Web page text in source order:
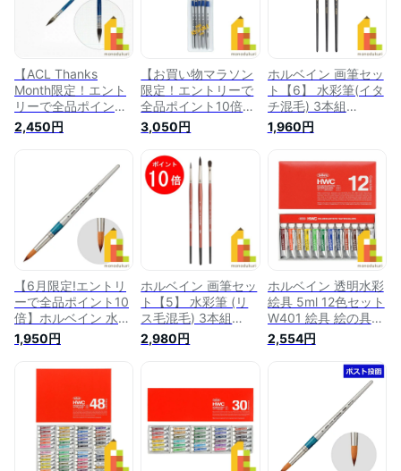
【ACL Thanks
Month限定！エント
リーで全品ポイント
10倍】ホルベイン 水
彩用画筆 ブラックリ
ル) 1号 204151 水彩
筆 水彩 筆 絵筆 絵具
水彩絵の具 えのぐ
透明水彩 holbein プ
レゼント ギフト 新
入学 お祝い 画材 ホ
ルベイン画材
2,450円
【お買い物マラソン
限定！エントリーで
全品ポイント10倍】
ホルベイン 水彩/ア
クリル用画筆 ミニリ
セーブル 31R 5本セ
ット 203333 水彩筆
水彩 筆 絵筆 絵具 水
彩絵の具 透明水彩
holbein プレゼント
ギフト 新入学 お祝
い 画材 ホルベイン
3,050円
ホルベイン 画筆セッ
ト【6】 水彩筆(イタ
チ混毛) 3本組
130316 筆 水彩 水彩
画 セット 水彩画セ
holbein プレゼント
ギフト 新入学 お祝
い 画材 画材セット
ホルベイン画材
1,960円
【6月限定!エントリ
ーで全品ポイント10
倍】ホルベイン 水
彩/アクリル用画筆
ニューリセーブル
3100R (ラウンド)
水彩 筆 絵筆 絵具 水
彩絵の具 透明水彩
holbein プレゼント
ギフト 新入学 お祝
い 画材
1,950円
ホルベイン 画筆セッ
ト【5】 水彩筆 (リ
ス毛混毛) 3本組
130315 筆 水彩 水彩
画 セット 水彩画セ
ギフト 新入学 お祝
い 画材 画材セット
ホルベイン画材
2,980円
ホルベイン 透明水彩
絵具 5ml 12色セット
W401 絵具 絵の具
えのぐ 水彩絵の具
絵具セット 絵の具セ
ット えのぐセット
透明水彩 水彩
holbein 12色 プレゼ
ント ギフト 新入学
お祝い 画材
2,554円